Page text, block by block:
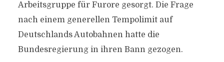
Arbeitsgruppe für Furore gesorgt. Die Frage
nach einem generellen Tempolimit auf
Deutschlands Autobahnen hatte die
Bundesregierung in ihren Bann gezogen.